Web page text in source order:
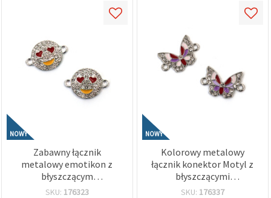
NOWY
Zabawny łącznik
metalowy emotikon z
błyszczącym
kryształkiem, kolor
SKU: 176323
NOWY
Kolorowy metalowy
łącznik konektor Motyl z
błyszczącymi
kryształkami, kolor
SKU: 176337